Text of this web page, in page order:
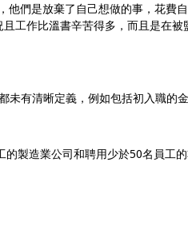
們是放棄了自己想做的事，花費
工作比溫書辛苦得多，而且是在
有清晰定義，例如包括初入職的金
製造業公司和聘用少於50名員工的